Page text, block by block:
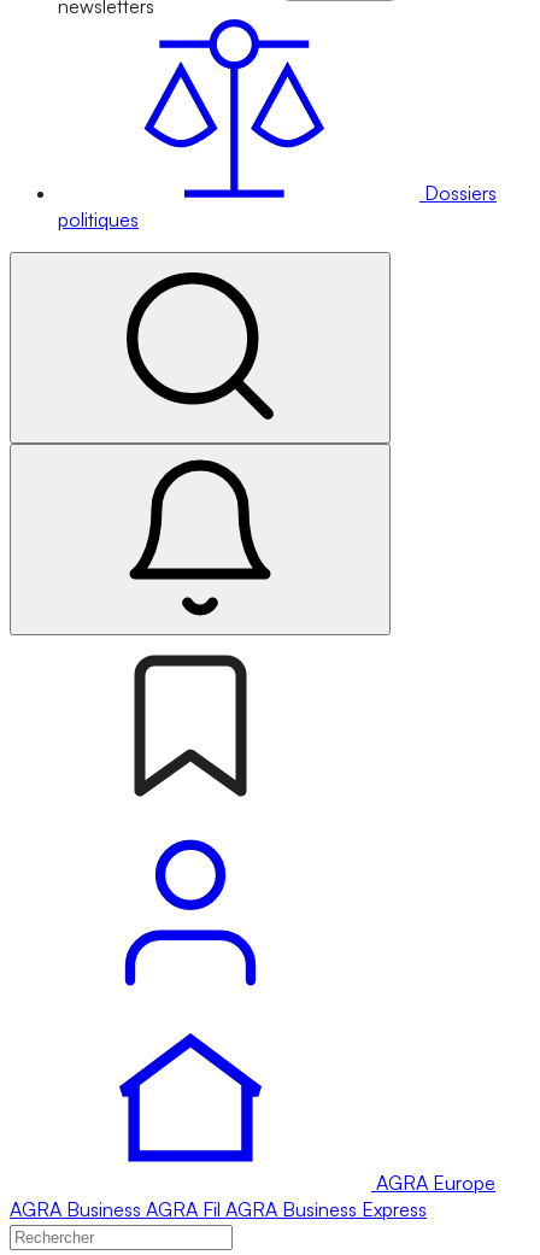
newsletters
Dossiers
politiques
AGRA Europe
AGRA Business AGRA Fil AGRA Business Express